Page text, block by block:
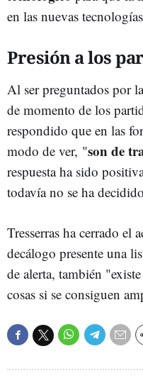
en las nuevas
Presión a los
Al ser preguntados por
de momento de los
respondido que en las
modo de ver, "son de
respuesta ha sido
todavía no se ha
Tresserras ha cerrado el
decálogo presente una
de alerta, también
cosas si se consiguen